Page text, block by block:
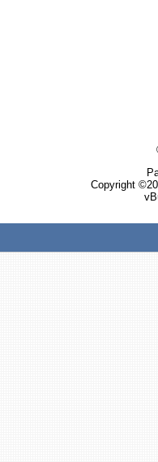
Copyright